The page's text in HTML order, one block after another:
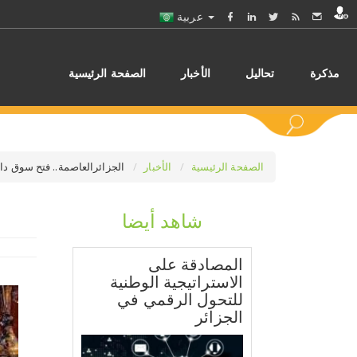
الصفحة الرئيسية الأخبار تحاليل مذكرة
الصفحة الرئيسية الأخبار الجزائرالعاصمة.. فتح سوق
شاهد أيضا
المصادقة على
الاستراتيجية الوطنية
للتحول الرقمي في
الجزائر